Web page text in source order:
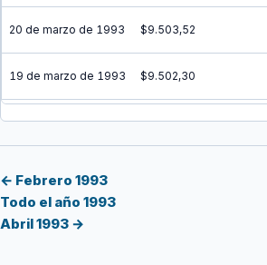
20 de marzo de 1993 $9.503,52
19 de marzo de 1993 $9.502,30
18 de marzo de 1993 $9.501,08
16 de marzo de 1993
← Febrero 1993
Todo el año 1993
Abril 1993 →